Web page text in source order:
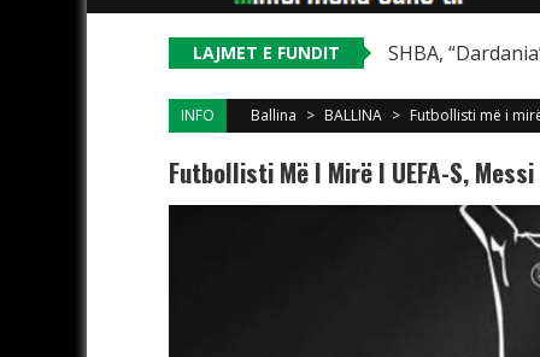
LAJMET E FUNDIT SHBA,
INFO Ballina > BALLINA > Futbollisti më i
Futbollisti Më I Mirë I UEFA-S,